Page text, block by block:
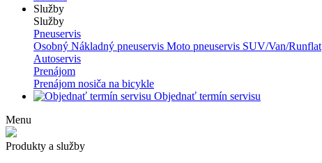
Služby
Služby
Pneuservis
Osobný Nákladný pneuservis Moto pneuservis SUV/Van/Runflat
Autoservis
Prenájom
Prenájom nosiča na bicykle
Objednať termín servisu
Menu
Produkty a služby